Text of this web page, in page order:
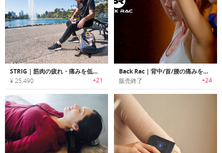
STRIG｜筋肉の疲れ・痛みを低減するマイクロバイブレーションマッサージャー「ストリグ」
¥ 25,490 +21
Back Rac｜背中/首/腰の痛みを和らげる姿勢を矯正する指圧マッサージャー「バックラック」
販売終了 +24